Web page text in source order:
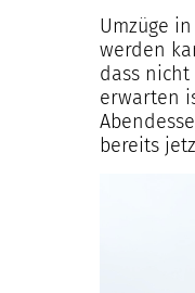
Umzüge
werden
dass
erwarten
bereits